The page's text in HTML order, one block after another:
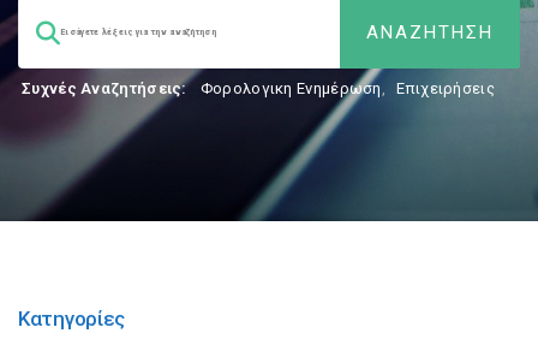
Συχνές Αναζητήσεις: Φορολογικη Ενημέρωση, Επιχειρήσεις
Κατηγορίες